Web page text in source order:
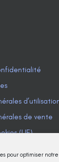
pour optimiser
de vente
(UE)